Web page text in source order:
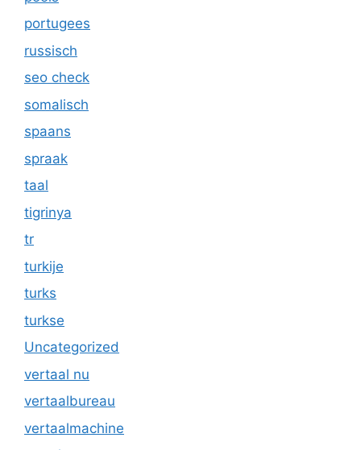
portugees
russisch
seo check
somalisch
spaans
spraak
taal
tigrinya
tr
turkije
turks
turkse
Uncategorized
vertaal nu
vertaalbureau
vertaalmachine